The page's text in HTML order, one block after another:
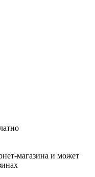
магазина и может